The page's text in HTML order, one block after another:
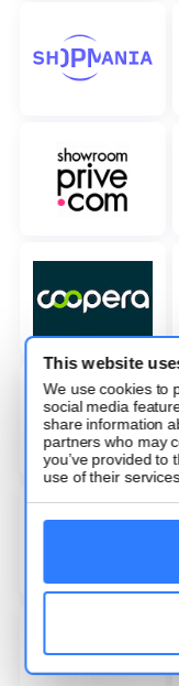
This website
We use cookies to
social media
share information
partners who may
you’ve provided to
use of their